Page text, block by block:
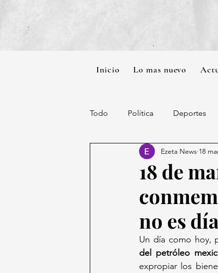
Inicio Lo mas nuevo
Todo Política Deportes
18 de
no es
Ezeta News 18
Un día como hoy,
del petróleo
expropiar los